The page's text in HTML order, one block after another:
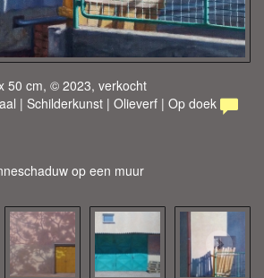
50 cm, © 2023, verkocht
| Schilderkunst | Olieverf | Op doek
op een muur